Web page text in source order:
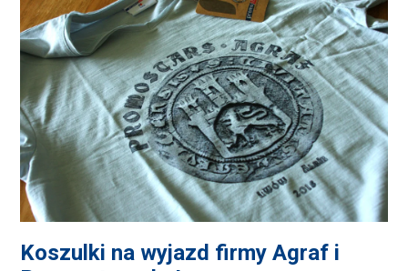
Koszulki na wyjazd firmy Agraf i